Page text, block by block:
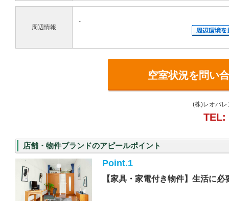
周辺情報
-
空室状況を問い
(株)レオパ
TEL:
店舗・物件ブランドのアピールポイント
Point.1
【家具・家電付き物件】生活に